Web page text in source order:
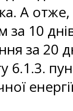
А
за 10
за 20
6.1.3.